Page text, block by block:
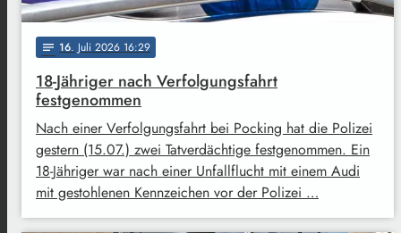
notes 16. Juli 2026 16:29
18-Jähriger nach Verfolgungsfahrt
festgenommen
Nach einer Verfolgungsfahrt bei Pocking hat die Polizei
gestern (15.07.) zwei Tatverdächtige festgenommen. Ein
18-Jähriger war nach einer Unfallflucht mit einem Audi
mit gestohlenen Kennzeichen vor der Polizei …